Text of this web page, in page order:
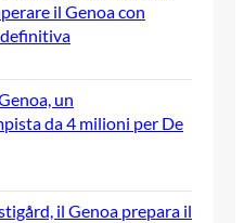
il Genoa con
definitiva
un
da 4 milioni per De
il Genoa prepara il